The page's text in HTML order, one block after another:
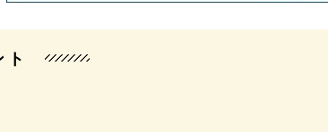
ト